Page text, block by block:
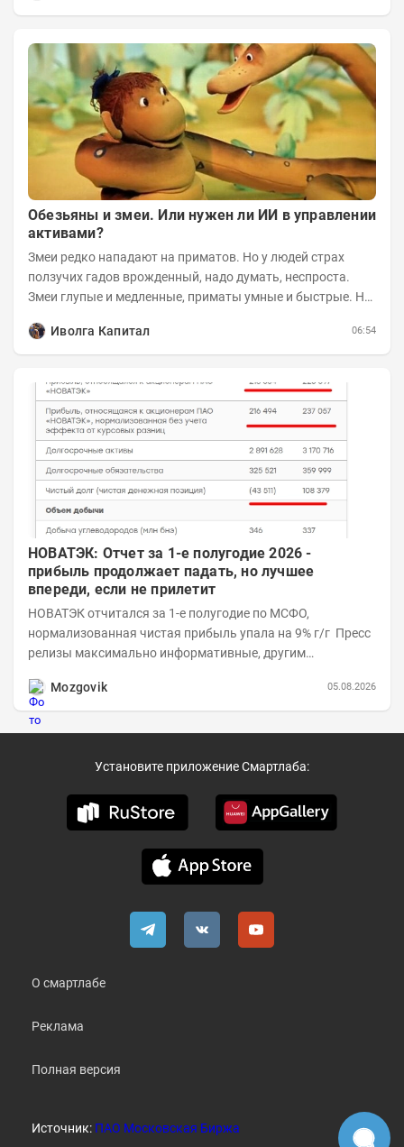
Обезьяны и змеи. Или нужен ли ИИ в управлении
активами?
Змеи редко нападают на приматов. Но у людей страх
ползучих гадов врожденный, надо думать, неспроста.
Змеи глупые и медленные, приматы умные и быстрые. Но
Иволга Капитал
06:54
НОВАТЭК: Отчет за 1-е полугодие 2026 -
прибыль продолжает падать, но лучшее
впереди, если не прилетит
НОВАТЭК отчитался за 1-е полугодие по МСФО,
нормализованная чистая прибыль упала на 9% г/г Пресс
релизы максимально информативные, другим
Mozgovik
05.08.2026
Установите приложение Смартлаба:
О смартлабе
Реклама
Полная версия
Источник: ПАО Московская Биржа